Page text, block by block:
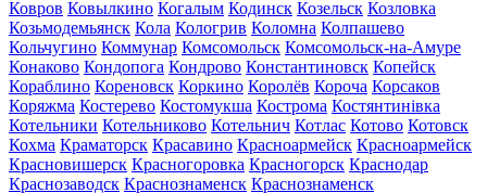
Ковров Ковылкино Когалым Кодинск Козельск Козловка
Козьмодемьянск Кола Кологрив Коломна Колпашево
Кольчугино Коммунар Комсомольск Комсомольск-на-Амуре
Конаково Кондопога Кондрово Константиновск Копейск
Кораблино Кореновск Коркино Королёв Короча Корсаков
Коряжма Костерево Костомукша Кострома Костянтинівка
Котельники Котельниково Котельнич Котлас Котово Котовск
Кохма Краматорск Красавино Красноармейск Красноармейск
Красновишерск Красногоровка Красногорск Краснодар
Краснозаводск Краснознаменск Краснознаменск